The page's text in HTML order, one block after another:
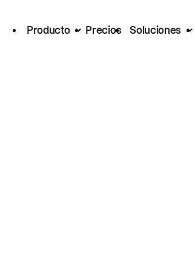
Producto Precios Soluciones